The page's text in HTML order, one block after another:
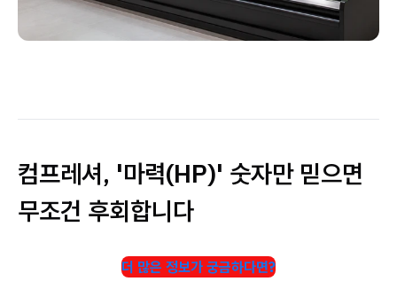
컴프레셔, '마력(HP)' 숫자만 믿으면
무조건 후회합니다
더 많은 정보가 궁금하다면?